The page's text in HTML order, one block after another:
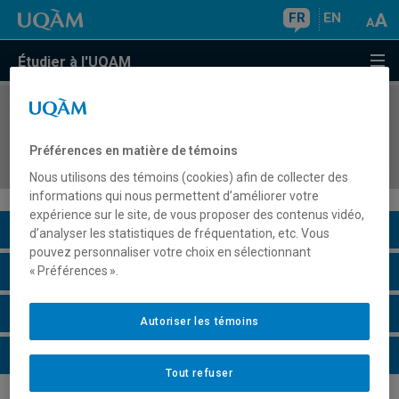
FR EN
Étudier à l'UQAM
COURS//
politiques
Description du cours
Horaire - Été 2026
Horaire - Automne 2026
Horaire - Hiver 2027
Préférences en matière de témoins
Nous utilisons des témoins (cookies) afin de collecter des
informations qui nous permettent d’améliorer votre
expérience sur le site, de vous proposer des contenus vidéo,
d’analyser les statistiques de fréquentation, etc. Vous
pouvez personnaliser votre choix en sélectionnant
« Préférences ».
Tout refuser
Autoriser les témoins